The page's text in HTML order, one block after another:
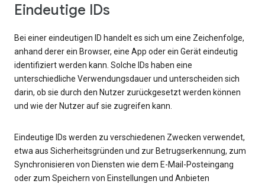
Eindeutige IDs
Bei einer eindeutigen ID handelt es sich um eine Zeichenfolge,
anhand derer ein Browser, eine App oder ein Gerät eindeutig
identifiziert werden kann. Solche IDs haben eine
unterschiedliche Verwendungsdauer und unterscheiden sich
darin, ob sie durch den Nutzer zurückgesetzt werden können
und wie der Nutzer auf sie zugreifen kann.
Eindeutige IDs werden zu verschiedenen Zwecken verwendet,
etwa aus Sicherheitsgründen und zur Betrugserkennung, zum
Synchronisieren von Diensten wie dem E-Mail-Posteingang
oder zum Speichern von Einstellungen und Anbieten